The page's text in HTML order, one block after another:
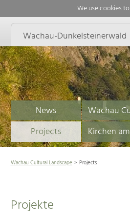
We use cookies
Wachau-Dunkelsteinerwald
News Wachau
Projects
Kirchen
Wachau Cultural Landscape Projects
Projekte